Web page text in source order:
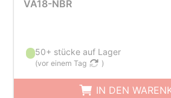
VA18-NBR
50+ stücke auf Lager
(vor einem Tag )
IN DEN